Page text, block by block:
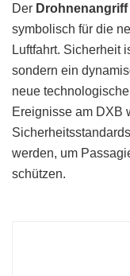
Der
symbolisch für die
Luftfahrt. Sicherheit
sondern ein
neue
Ereignisse am DXB
werden, um
schützen.